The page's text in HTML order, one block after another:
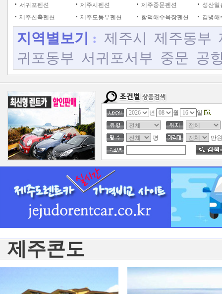
서귀포펜션
제주시펜션 제주중문펜션
성산일
제주신축펜션
제주도동부펜션 함덕해수욕장펜션 김녕해
지역별보기 : 제주시 제주동부
귀포동부 서귀포서부 중문 공
년 월 일
평 만
제주콘도